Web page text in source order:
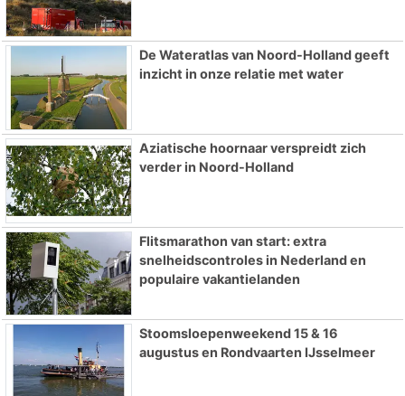
De Wateratlas van Noord-Holland geeft
inzicht in onze relatie met water
Aziatische hoornaar verspreidt zich
verder in Noord-Holland
Flitsmarathon van start: extra
snelheidscontroles in Nederland en
populaire vakantielanden
Stoomsloepenweekend 15 & 16
augustus en Rondvaarten IJsselmeer